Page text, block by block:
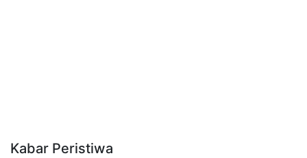
Kabar Peristiwa